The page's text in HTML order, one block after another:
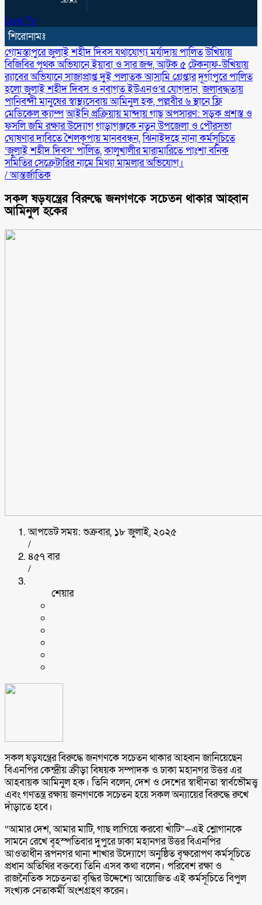
Live Tv
শিরোনামঃ
গোমস্তাপুরে জুলাই শহীদ দিবস যথাযোগ্য মর্যাদায় পালিতউখিয়ায়
বিজিবির পৃথক অভিযানে ইয়াবা ও সার জব্দ, আটক ৫টেকনাফ-উখিয়ায়
র‌্যাবের অভিযানে সাজাপ্রাপ্ত দুই পলাতক আসামি গ্রেপ্তার‎দূর্গাপুরে পালিত
হলো জুলাই শহীদ দিবস ও নবাগত ইউএনও’র যোগদান ‎ জলাবদ্ধতায়
পানিবন্দী মানুষের স্বাস্থ্যসেবায় আমিনুল হক, পল্লবীর ৬ স্থানে ফ্রি
মেডিকেল ক্যাম্পআইনি প্রক্রিয়ায় মান্দায় গাছ অপসারণ: সড়ক প্রশস্ত ও
ফসলি জমি রক্ষার উদ্যোগগাড়াগঞ্জকে নতুন উপজেলা ও পৌরসভা
ঘোষণার দাবিতে শৈলকূপায় মানববন্ধন,ঝিনাইদহে নানা কর্মসূচিতে
‘জুলাই শহীদ দিবস’ পালিত,কালুখালীর মারামারিতে পাংশা বনিক
সমিতির সেক্রেটারির নামে মিথ্যা মামলার অভিযোগ।
/আন্তর্জাতিক
সকল ষড়যন্ত্রের বিরুদ্ধে জনগণকে সচেতন থাকার আহ্বান
আমিনুল হকের
আপডেট সময়: শুক্রবার, ১৮ জুলাই, ২০২৫
/
৪৫৭ বার
/
শেয়ার
সকল ষড়যন্ত্রের বিরুদ্ধে জনগণকে সচেতন থাকার আহ্বান জানিয়েছেন
বিএনপির কেন্দ্রীয় ক্রীড়া বিষয়ক সম্পাদক ও ঢাকা মহানগর উত্তর এর
আহবায়ক আমিনুল হক। তিনি বলেন, দেশ ও দেশের স্বাধীনতা স্বার্বভৌমত্ত্ব
এবং গণতন্ত্র রক্ষায় জনগণকে সচেতন হয়ে সকল অন্যায়ের বিরুদ্ধে রুখে
দাঁড়াতে হবে।
“আমার দেশ, আমার মাটি, গাছ লাগিয়ে করবো খাঁটি”—এই শ্লোগানকে
সামনে রেখে বৃহস্পতিবার দুপুরে ঢাকা মহানগর উত্তর বিএনপির
আওতাধীন রূপনগর থানা শাখার উদ্যোগে অনুষ্ঠিত বৃক্ষরোপণ কর্মসূচিতে
প্রধান অতিথির বক্তব্যে তিনি এসব কথা বলেন। পরিবেশ রক্ষা ও
রাজনৈতিক সচেতনতা বৃদ্ধির উদ্দেশ্যে আয়োজিত এই কর্মসূচিতে বিপুল
সংখ্যক নেতাকর্মী অংশগ্রহণ করেন।